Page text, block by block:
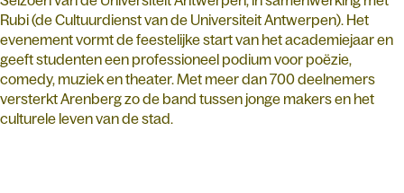
Rubi (de Cultuurdienst van de Universiteit Antwerpen). Het
evenement vormt de feestelijke start van het academiejaar en
geeft studenten een professioneel podium voor poëzie,
comedy, muziek en theater. Met meer dan 700 deelnemers
versterkt Arenberg zo de band tussen jonge makers en het
culturele leven van de stad.